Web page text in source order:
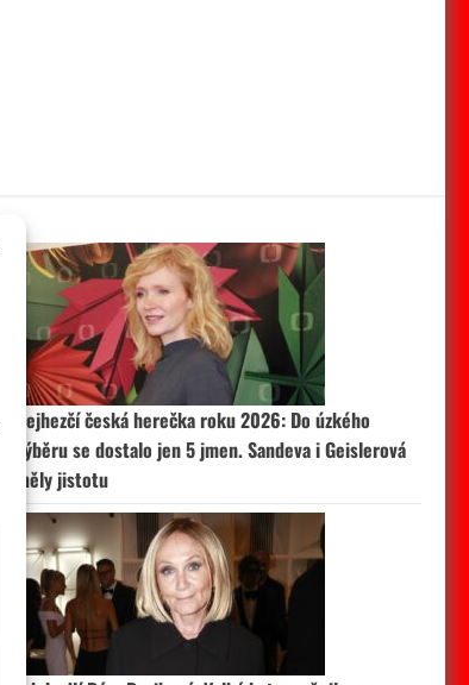
Nejhezčí česká herečka roku 2026: Do úzkého
výběru se dostalo jen 5 jmen. Sandeva i Geislerová
měly jistotu